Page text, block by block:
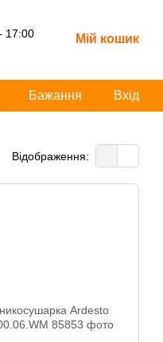
17:00
Мій кошик
Бажання Вхід
Відображення: